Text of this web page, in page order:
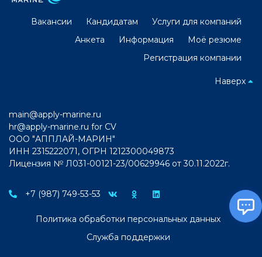
Вакансии Кандидатам
Услуги для компаний
Анкета
Информация
Моё резюме
Регистрация компании
Наверх
main@apply-marine.ru
hr@apply-marine.ru for CV
ООО "АППЛАЙ-МАРИН"
ИНН 2315222071, ОГРН 1212300049873
Лицензия № Л031-00121-23/00629946 от 30.11.2022г.
+7 (987) 749-53-53
Политика обработки персональных данных
Служба поддержки